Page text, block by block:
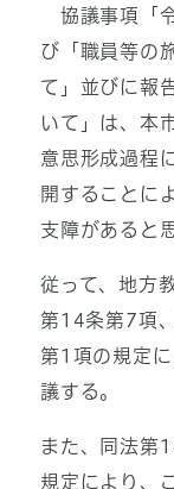
協議事項「
び「職員等の
て」並びに報
いて」は、本
意思形成過程
開することに
支障があると
従って、地方
第14条第7項
第1項の規定
議する。
また、同法第
規定により、